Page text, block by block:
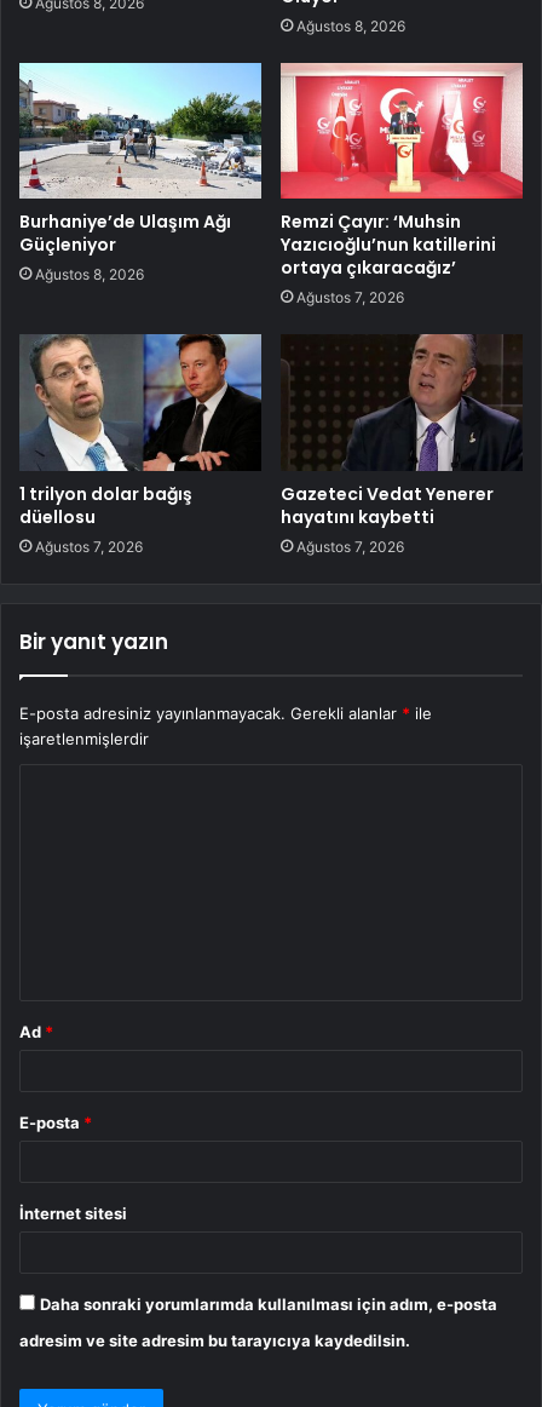
Ağustos 8, 2026
Burhaniye’de Ulaşım Ağı
Güçleniyor
Ağustos 8, 2026
Remzi Çayır: ‘Muhsin
Yazıcıoğlu’nun katillerini
ortaya çıkaracağız’
Ağustos 7, 2026
1 trilyon dolar bağış
düellosu
Ağustos 7, 2026
Gazeteci Vedat Yenerer
hayatını kaybetti
Ağustos 7, 2026
Bir yanıt yazın
E-posta adresiniz yayınlanmayacak. Gerekli alanlar * ile
işaretlenmişlerdir
Ad *
E-posta *
İnternet sitesi
Daha sonraki yorumlarımda kullanılması için adım, e-posta
adresim ve site adresim bu tarayıcıya kaydedilsin.